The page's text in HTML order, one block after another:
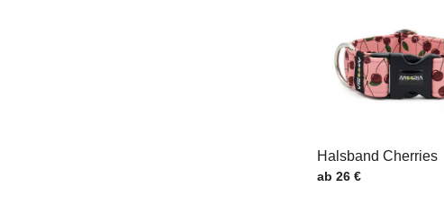
Halsband Cherries
Preis mit MwSt.
ab 26 €